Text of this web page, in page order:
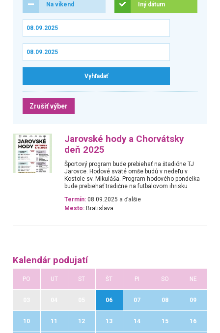
Na víkend Iný dátum
Zrušiť výber
Jarovské hody a Chorvátsky
deň 2025
Športový program bude prebiehať na štadióne TJ
Jarovce. Hodové sväté omše budú v nedeľu v
Kostole sv. Mikuláša. Program hodového pondelka
bude prebiehať tradične na futbalovom ihrisku
Termín: 08.09.2025 a ďalšie
Mesto: Bratislava
Kalendár podujatí
PO UT ST ŠT PI SO NE
06 07 08 09
10 11 12 13 14 15 16